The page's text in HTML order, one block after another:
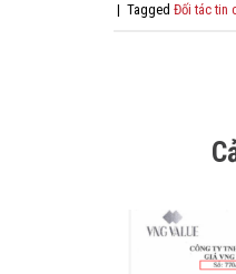
| Tagged Đối tác tin